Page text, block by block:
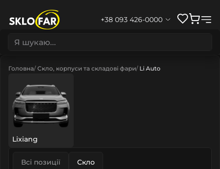
+38 093 426-0000
Головна Скло, корпуси та складові фари Li Auto
Lixiang
Всі позиції Скло